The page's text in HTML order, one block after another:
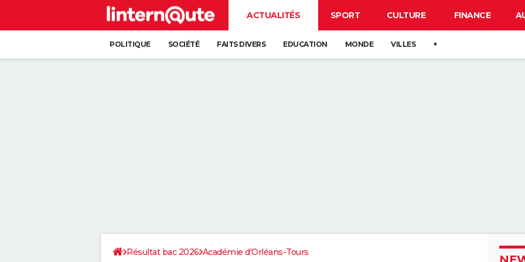
ACTUALITÉS SPORT CULTURE FINANCE
POLITIQUE SOCIÉTÉ FAITS DIVERS EDUCATION MONDE VILLES +
Résultat bac 2026 Académie d'Orléans-Tours